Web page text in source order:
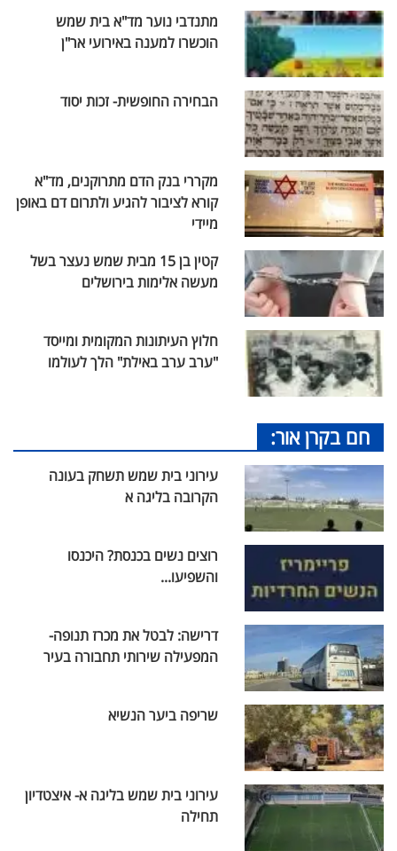
מתנדבי נוער מד"א בית שמש
הוכשרו למענה באירועי אר"ן
הבחירה החופשית- זכות יסוד
מקררי בנק הדם מתרוקנים, מד"א
קורא לציבור להגיע ולתרום דם באופן
מיידי
קטין בן 15 מבית שמש נעצר בשל
מעשה אלימות בירושלים
חלוץ העיתונות המקומית ומייסד
"ערב ערב באילת" הלך לעולמו
חם בקרן אור:
עירוני בית שמש תשחק בעונה
הקרובה בליגה א
רוצים נשים בכנסת? היכנסו
והשפיעו...
דרישה: לבטל את מכרז תנופה-
המפעילה שירותי תחבורה בעיר
שריפה ביער הנשיא
עירוני בית שמש בליגה א- איצטדיון
תחילה